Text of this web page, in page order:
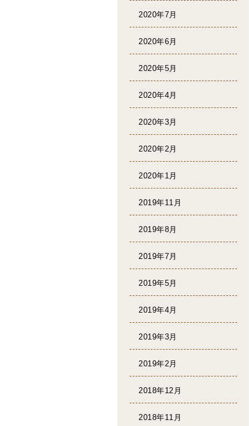
2020年7月
2020年6月
2020年5月
2020年4月
2020年3月
2020年2月
2020年1月
2019年11月
2019年8月
2019年7月
2019年5月
2019年4月
2019年3月
2019年2月
2018年12月
2018年11月